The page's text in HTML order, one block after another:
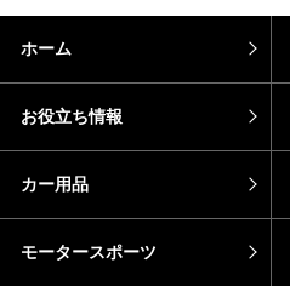
ホーム
お役立ち情報
カー用品
モータースポーツ